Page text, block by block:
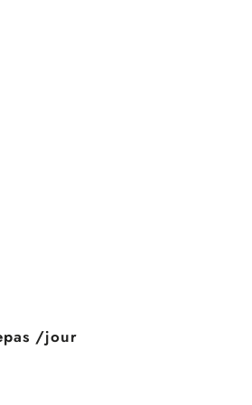
/jour